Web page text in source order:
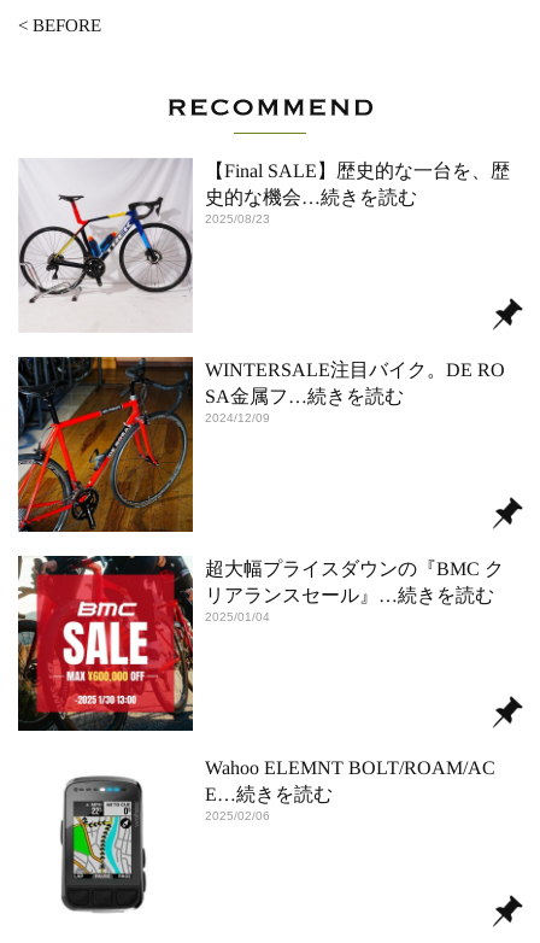
<BEFORE
【Final SALE】歴史的な一台を、歴
史的な機会…続きを読む
2025/08/23
WINTERSALE注目バイク。DE RO
SA金属フ …続きを読む
2024/12/09
超大幅プライスダウンの『BMC ク
リアランスセール』 …続きを読む
2025/01/04
Wahoo ELEMNT BOLT/ROAM/AC
E…続きを読む
2025/02/06